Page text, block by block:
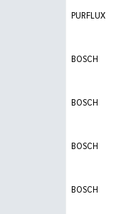
PURFLUX
BOSCH
BOSCH
BOSCH
BOSCH